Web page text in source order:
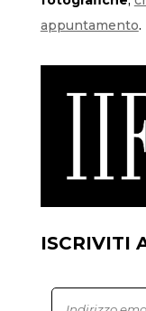
appuntamento.
ISCRIVITI